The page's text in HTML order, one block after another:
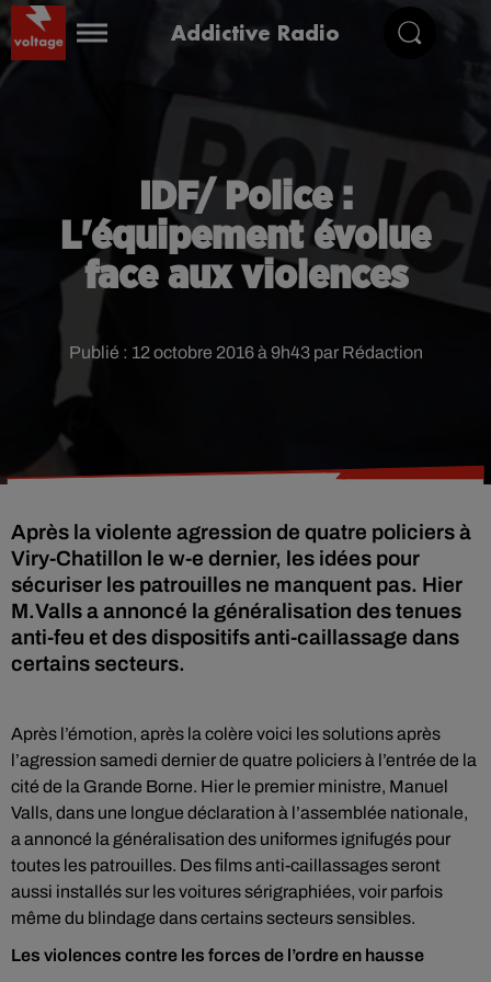
Addictive Radio
IDF/ Police :
L'équipement évolue
face aux violences
Publié : 12 octobre 2016 à 9h43 par Rédaction
Après la violente agression de quatre policiers à
Viry-Chatillon le w-e dernier, les idées pour
sécuriser les patrouilles ne manquent pas. Hier
M.Valls a annoncé la généralisation des tenues
anti-feu et des dispositifs anti-caillassage dans
certains secteurs.
Après l’émotion, après la colère voici les solutions après
l’agression samedi dernier de quatre policiers à l’entrée de la
cité de la Grande Borne. Hier le premier ministre, Manuel
Valls, dans une longue déclaration à l’assemblée nationale,
a annoncé la généralisation des uniformes ignifugés pour
toutes les patrouilles. Des films anti-caillassages seront
aussi installés sur les voitures sérigraphiées, voir parfois
même du blindage dans certains secteurs sensibles.
Les violences contre les forces de l’ordre en hausse